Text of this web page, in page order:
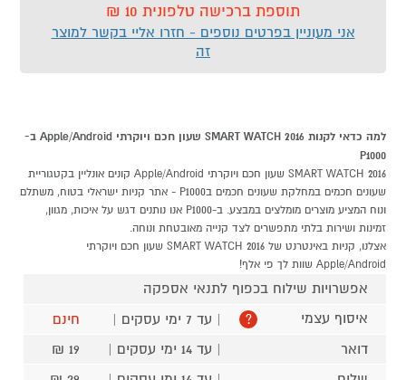
תוספת ברכישה טלפונית 10 ₪
אני מעוניין בפרטים נוספים - חזרו אליי בקשר למוצר
זה
למה כדאי לקנות SMART WATCH 2016 שעון חכם ויוקרתי Apple/Android ב-
P1000
SMART WATCH 2016 שעון חכם ויוקרתי Apple/Android קונים אונליין בקטגוריית
שעונים חכמים במחלקת שעונים חכמים בP1000 - אתר קניות ישראלי בטוח, משתלם
ונוח המציע מוצרים מומלצים במבצע. ב-P1000 אנו נותנים דגש על איכות, מגוון,
זמינות ושירות בלתי מתפשרים לצד קנייה מאובטחת ונוחה.
אצלנו, קניות באינטרנט של SMART WATCH 2016 שעון חכם ויוקרתי
Apple/Android שוות לך פי אלף!
אפשרויות שילוח בכפוף לתנאי אספקה
איסוף עצמי
? | עד 7 ימי עסקים |
חינם
דואר
| עד 14 ימי עסקים |
19 ₪